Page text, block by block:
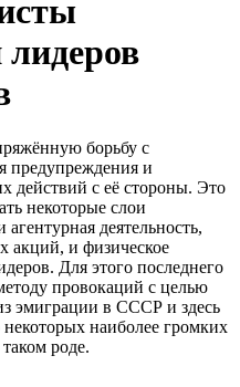
борьбу с
предупреждения и
действий с её стороны. Это
некоторые слои
деятельность,
акций, и физическое
Для этого последнего
провокаций с целью
эмиграции в СССР и здесь
наиболее громких
роде.